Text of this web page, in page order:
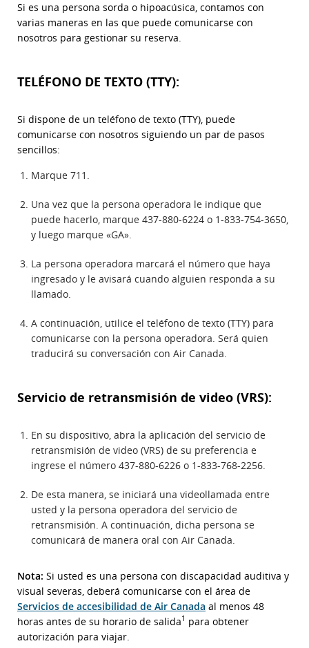
Si es una persona sorda o hipoacúsica, contamos con
varias maneras en las que puede comunicarse con
nosotros para gestionar su reserva.
TELÉFONO DE TEXTO (TTY):
Si dispone de un teléfono de texto (TTY), puede
comunicarse con nosotros siguiendo un par de pasos
sencillos:
Marque 711.
Una vez que la persona operadora le indique que
puede hacerlo, marque 437-880-6224 o 1-833-754-3650,
y luego marque «GA».
La persona operadora marcará el número que haya
ingresado y le avisará cuando alguien responda a su
llamado.
A continuación, utilice el teléfono de texto (TTY) para
comunicarse con la persona operadora. Será quien
traducirá su conversación con Air Canada.
Servicio de retransmisión de video (VRS):
En su dispositivo, abra la aplicación del servicio de
retransmisión de video (VRS) de su preferencia e
ingrese el número 437-880-6226 o 1-833-768-2256.
De esta manera, se iniciará una videollamada entre
usted y la persona operadora del servicio de
retransmisión. A continuación, dicha persona se
comunicará de manera oral con Air Canada.
Nota: Si usted es una persona con discapacidad auditiva y
visual severas, deberá comunicarse con el área de
Servicios de accesibilidad de Air Canada al menos 48
horas antes de su horario de salida1 para obtener
autorización para viajar.